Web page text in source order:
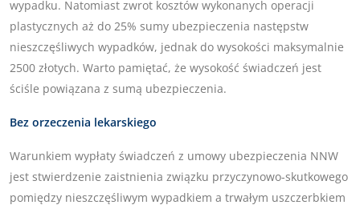
wypadku. Natomiast zwrot kosztów wykonanych operacji
plastycznych aż do 25% sumy ubezpieczenia następstw
nieszczęśliwych wypadków, jednak do wysokości maksymalnie
2500 złotych. Warto pamiętać, że wysokość świadczeń jest
ściśle powiązana z sumą ubezpieczenia.
Bez orzeczenia lekarskiego
Warunkiem wypłaty świadczeń z umowy ubezpieczenia NNW
jest stwierdzenie zaistnienia związku przyczynowo-skutkowego
pomiędzy nieszczęśliwym wypadkiem a trwałym uszczerbkiem